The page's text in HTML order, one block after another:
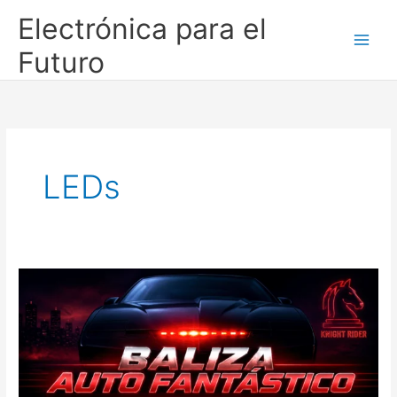
Electrónica para el
Futuro
LEDs
Fantástico
EPF:
el
clásico